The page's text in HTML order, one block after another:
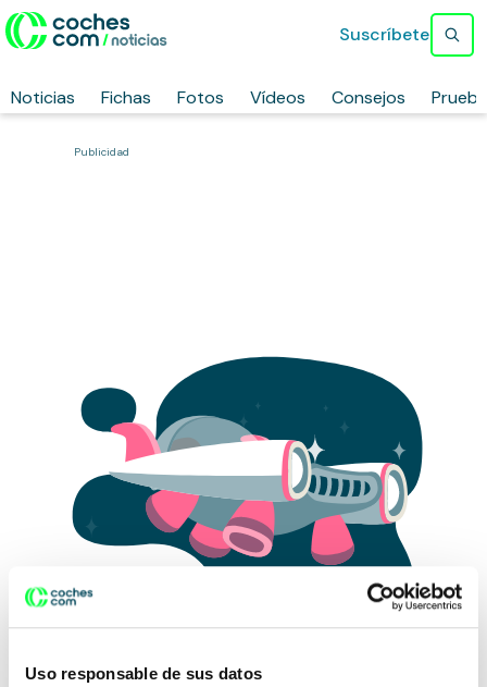
Uso responsable de sus datos
Noticias Fichas Fotos Vídeos Consejos
Suscríbete
Publicidad